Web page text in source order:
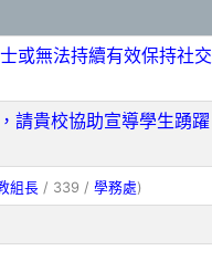
或無法持續有效保持社交
請貴校協助宣導學生踴躍
組長 / 339 / 學務處)